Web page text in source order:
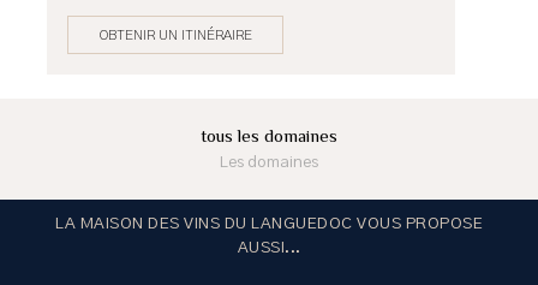
OBTENIR UN ITINÉRAIRE
tous les domaines
Les domaines
LA MAISON DES VINS DU LANGUEDOC VOUS PROPOSE
AUSSI...